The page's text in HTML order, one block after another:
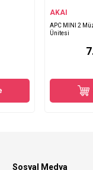
AKAI
APC MINI 2
Ünitesi
Sosyal Medya